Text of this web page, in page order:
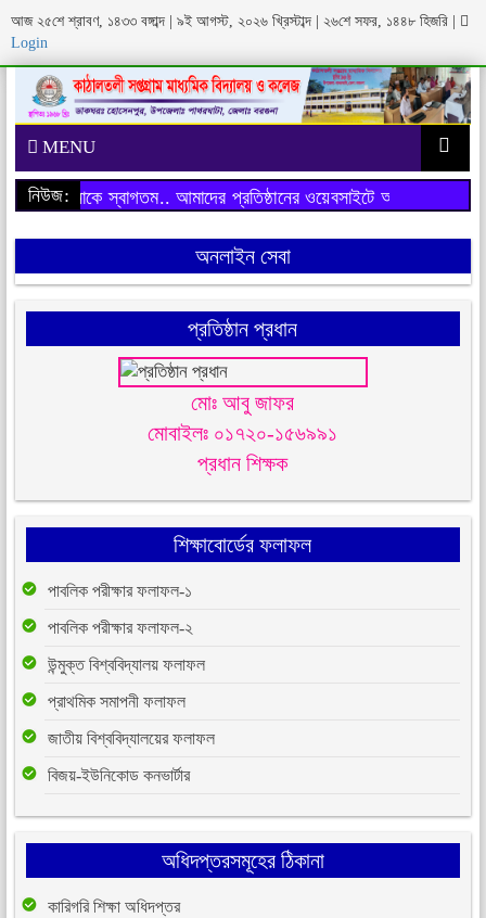
আজ ২৫শে শ্রাবণ, ১৪৩৩ বঙ্গাব্দ | ৯ই আগস্ট, ২০২৬ খ্রিস্টাব্দ | ২৬শে সফর, ১৪৪৮ হিজরি
Login
MENU
নিউজ: আমাদের প্রতিষ্ঠানের ওয়েবসাইটে আপনাকে
আপনাকে স্বাগতম..
অনলাইন সেবা
প্রতিষ্ঠান প্রধান
মোঃ আবু জাফর
মোবাইলঃ ০১৭২০-১৫৬৯৯১
প্রধান শিক্ষক
শিক্ষাবোর্ডের ফলাফল
পাবলিক পরীক্ষার ফলাফল-১
পাবলিক পরীক্ষার ফলাফল-২
উন্মুক্ত বিশ্ববিদ্যালয় ফলাফল
প্রাথমিক সমাপনী ফলাফল
জাতীয় বিশ্ববিদ্যালয়ের ফলাফল
বিজয়-ইউনিকোড কনভার্টার
অধিদপ্তরসমূহের ঠিকানা
কারিগরি শিক্ষা অধিদপ্তর